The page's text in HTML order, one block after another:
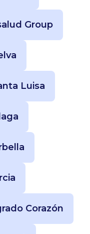
Group
Luisa
Corazón